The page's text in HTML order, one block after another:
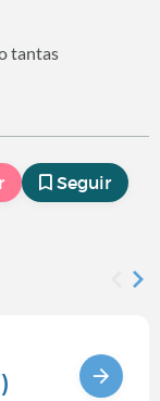
tantas
Seguir